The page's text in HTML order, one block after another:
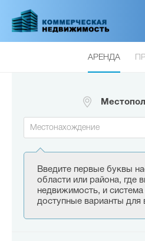
основному
АРЕНДА
Введите первые буквы
области или района, где
недвижимость, и
доступные варианты для